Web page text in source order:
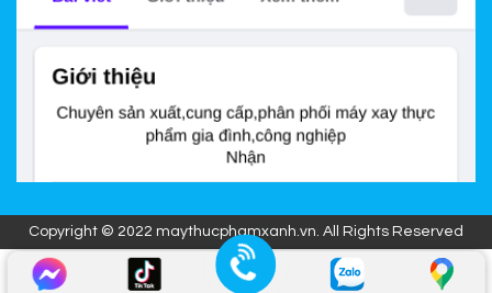
Copyright © 2022 maythucphamxanh.vn. All Rights Reserved